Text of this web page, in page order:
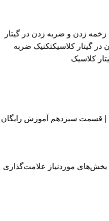
زخمه زدن و ضربه زدن در گیتار
گیتار کلاسیکتکنیک ضربه
کلاسیک
| قسمت سیزدهم آموزش رایگان
بخش‌های موردنیاز علامت‌گذاری